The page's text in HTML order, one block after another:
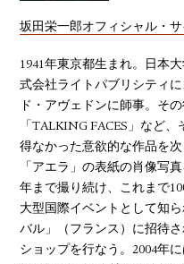
坂田栄一郎オフィシャル・サ
1941年東京都生まれ。日本
式会社ライトパブリシティ
ド・アヴェドンに師事。そ
「TALKING FACES」など
得なかった意欲的な作品を
「アエラ」の表紙の肖像写
年まで撮り続け、これまで
大型国際イベントとして知
バル」（フランス）に招待
ショップを行なう。2004年